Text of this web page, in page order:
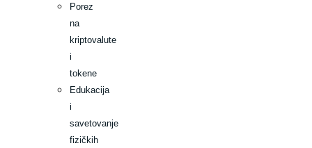
Porez
na
kriptovalute
i
tokene
Edukacija
i
savetovanje
fizičkih